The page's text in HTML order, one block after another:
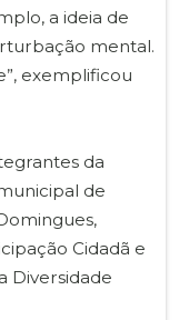
a ideia de
mental.
exemplificou
da
de
Cidadã e
Diversidade